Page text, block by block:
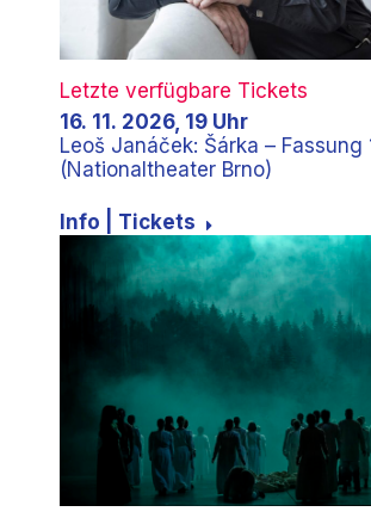
Letzte verfügbare Tickets
16. 11. 2026, 19 Uhr
Leoš Janáček: Šárka – Fassung
(Nationaltheater Brno)
Info | Tickets